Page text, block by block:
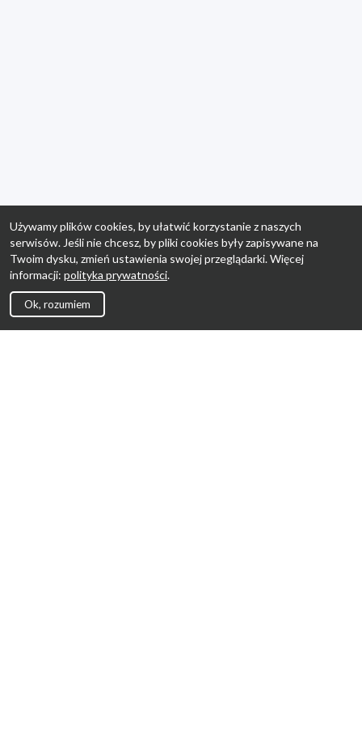
Używamy plików cookies, by ułatwić korzystanie z naszych
serwisów. Jeśli nie chcesz, by pliki cookies były zapisywane na
Twoim dysku, zmień ustawienia swojej przeglądarki. Więcej
informacji: polityka prywatności.
Ok, rozumiem